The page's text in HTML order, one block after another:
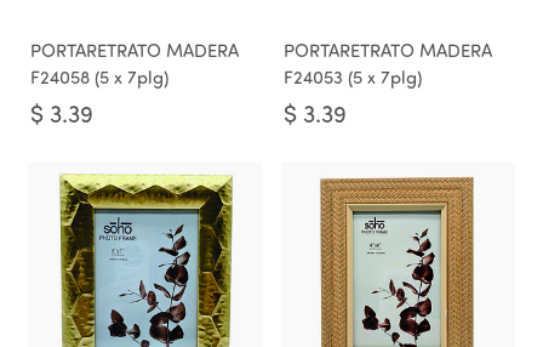
PORTARETRATO MADERA
F24058 (5 x 7plg)
$ 3.39
PORTARETRATO MADERA
F24053 (5 x 7plg)
$ 3.39